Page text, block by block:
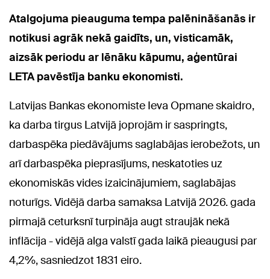
Atalgojuma pieauguma tempa palēnināšanās ir
notikusi agrāk nekā gaidīts, un, visticamāk,
aizsāk periodu ar lēnāku kāpumu, aģentūrai
LETA pavēstīja banku ekonomisti.
Latvijas Bankas ekonomiste Ieva Opmane skaidro,
ka darba tirgus Latvijā joprojām ir saspringts,
darbaspēka piedāvājums saglabājas ierobežots, un
arī darbaspēka pieprasījums, neskatoties uz
ekonomiskās vides izaicinājumiem, saglabājas
noturīgs. Vidējā darba samaksa Latvijā 2026. gada
pirmajā ceturksnī turpināja augt straujāk nekā
inflācija - vidējā alga valstī gada laikā pieaugusi par
4,2%, sasniedzot 1831 eiro.